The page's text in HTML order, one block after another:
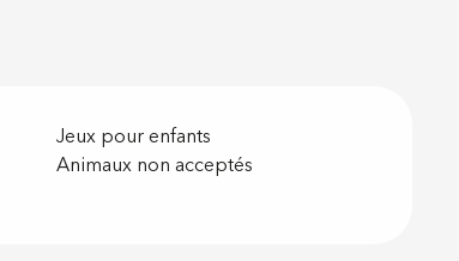
Jeux pour enfants
Animaux non acceptés